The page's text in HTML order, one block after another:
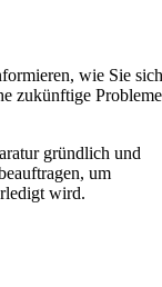
wie Sie sich
zukünftige Probleme
gründlich und
um
wird.